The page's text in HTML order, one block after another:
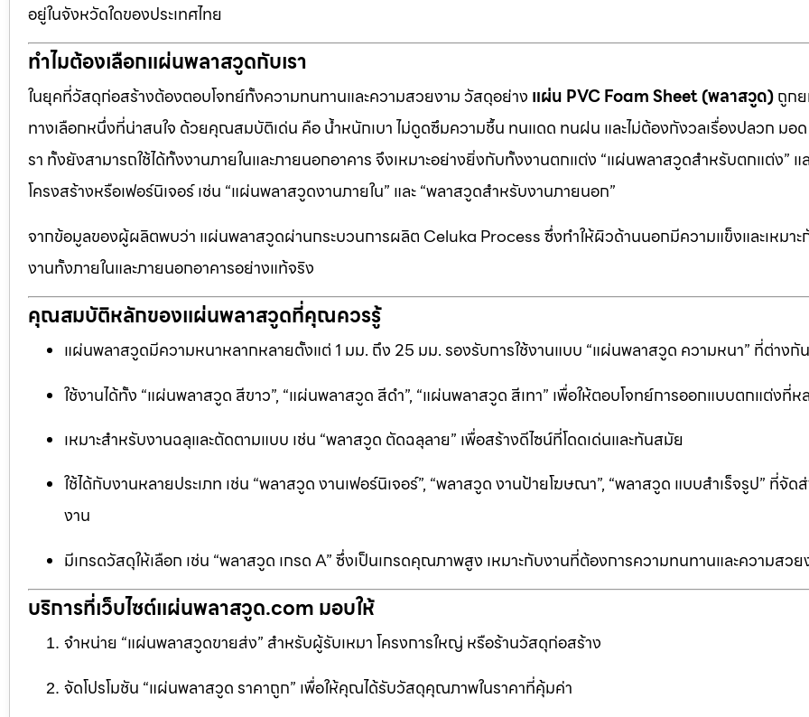
อยู่ในจังหวัดใดของประเทศไทย
ทำไมต้องเลือกแผ่นพลาสวูดกับเรา
ในยุคที่วัสดุก่อสร้างต้องตอบโจทย์ทั้งความทนทานและความสวยงาม วัสดุอย่าง แผ่น PVC Foam Sheet (พลาสวูด)ถูก
ทางเลือกหนึ่งที่น่าสนใจ ด้วยคุณสมบัติเด่น คือ น้ำหนักเบา ไม่ดูดซึมความชื้น ทนแดด ทนฝน และไม่ต้องกังวลเรื่องปลวก มอด
รา ทั้งยังสามารถใช้ได้ทั้งงานภายในและภายนอกอาคาร จึงเหมาะอย่างยิ่งกับทั้งงานตกแต่ง “แผ่นพลาสวูดสำหรับตกแต่ง” แ
โครงสร้างหรือเฟอร์นิเจอร์ เช่น “แผ่นพลาสวูดงานภายใน” และ “พลาสวูดสำหรับงานภายนอก”
จากข้อมูลของผู้ผลิตพบว่า แผ่นพลาสวูดผ่านกระบวนการผลิต Celuka Process ซึ่งทำให้ผิวด้านนอกมีความแข็งและเหมาะ
งานทั้งภายในและภายนอกอาคารอย่างแท้จริง
คุณสมบัติหลักของแผ่นพลาสวูดที่คุณควรรู้
แผ่นพลาสวูดมีความหนาหลากหลายตั้งแต่ 1 มม. ถึง 25 มม. รองรับการใช้งานแบบ “แผ่นพลาสวูด ความหนา” ที่ต่างกั
ใช้งานได้ทั้ง “แผ่นพลาสวูด สีขาว”, “แผ่นพลาสวูด สีดำ”, “แผ่นพลาสวูด สีเทา” เพื่อให้ตอบโจทย์การออกแบบตกแต่งที่ห
เหมาะสำหรับงานฉลุและตัดตามแบบ เช่น “พลาสวูด ตัดฉลุลาย” เพื่อสร้างดีไซน์ที่โดดเด่นและทันสมัย
ใช้ได้กับงานหลายประเภท เช่น “พลาสวูด งานเฟอร์นิเจอร์”, “พลาสวูด งานป้ายโฆษณา”, “พลาสวูด แบบสำเร็จรูป” ที่จัด
งาน
มีเกรดวัสดุให้เลือก เช่น “พลาสวูด เกรด A” ซึ่งเป็นเกรดคุณภาพสูง เหมาะกับงานที่ต้องการความทนทานและความสวย
บริการที่เว็บไซต์แผ่นพลาสวูด.com มอบให้
จำหน่าย “แผ่นพลาสวูดขายส่ง” สำหรับผู้รับเหมา โครงการใหญ่ หรือร้านวัสดุก่อสร้าง
จัดโปรโมชัน “แผ่นพลาสวูด ราคาถูก” เพื่อให้คุณได้รับวัสดุคุณภาพในราคาที่คุ้มค่า